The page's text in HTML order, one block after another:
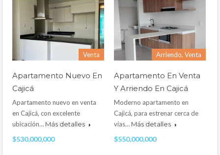
Venta
Apartamento Nuevo En
Cajicá
Apartamento nuevo en venta
en Cajicá, con excelente
ubicación… Más detalles
$530,000,000
Arriendo, Venta
Apartamento En Venta
Y Arriendo En Cajicá
Moderno apartamento en
Cajicá, para estrenar cerca de
vías… Más detalles
$550,000,000